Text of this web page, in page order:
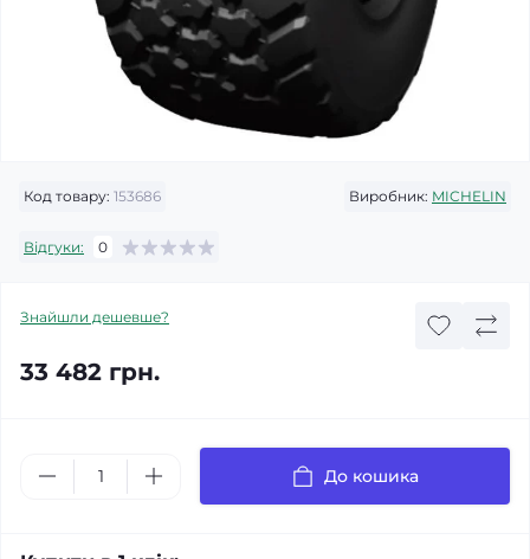
Код товару: 153686 Виробник: MICHELIN
Відгуки: 0
Знайшли дешевше?
33 482 грн.
До кошика